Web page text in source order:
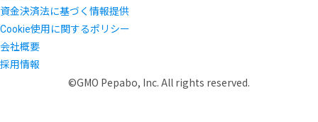
資金決済法に基づく情報提供
Cookie使用に関するポリシー
会社概要
採用情報
©GMO Pepabo, Inc. All rights reserved.